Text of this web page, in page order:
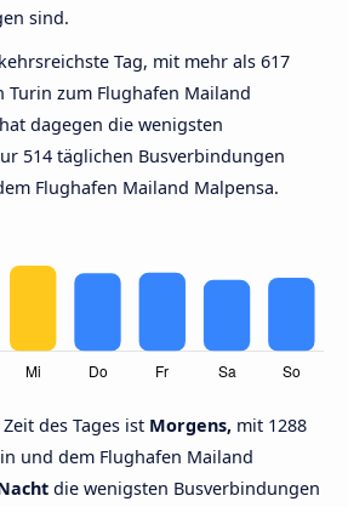
sind.
Tag, mit mehr als 617
Turin zum Flughafen Mailand
hat dagegen die wenigsten
514 täglichen Busverbindungen
Flughafen Mailand Malpensa.
des Tages ist Morgens, mit 1288
und dem Flughafen Mailand
die wenigsten Busverbindungen